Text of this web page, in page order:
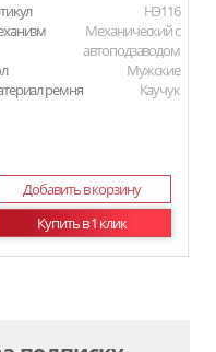
HЭ116
Механический с
автоподзаводом
Мужские
ремня
Каучук
Добавить в корзину
Купить в 1 клик